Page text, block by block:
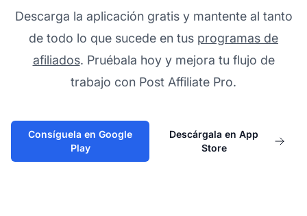
Descarga la aplicación gratis y mantente al tanto
de todo lo que sucede en tus programas de
afiliados. Pruébala hoy y mejora tu flujo de
trabajo con Post Affiliate Pro.
Consíguela en Google
Play
Descárgala en App
Store